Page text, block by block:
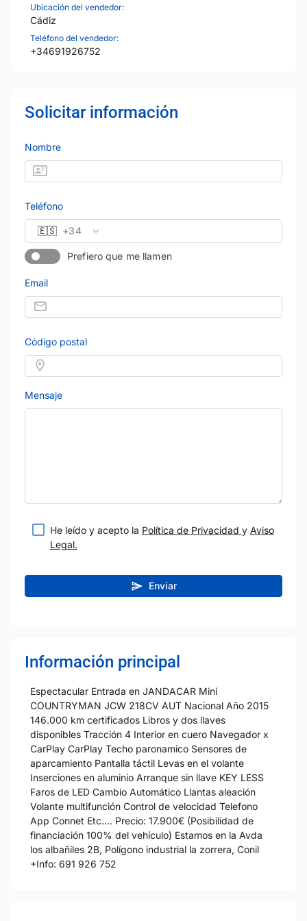
Ubicación del vendedor:
Cádiz
Teléfono del vendedor:
+34691926752
Solicitar información
Nombre
Teléfono
🇪🇸 +34
Prefiero que me llamen
Email
Código postal
Mensaje
He leído y acepto la Política de Privacidad y Aviso
Legal.
Enviar
Información principal
Espectacular Entrada en JANDACAR Mini
COUNTRYMAN JCW 218CV AUT Nacional Año 2015
146.000 km certificados Libros y dos llaves
disponibles Tracción 4 Interior en cuero Navegador x
CarPlay CarPlay Techo paronamico Sensores de
aparcamiento Pantalla táctil Levas en el volante
Inserciones en aluminio Arranque sin llave KEY LESS
Faros de LED Cambio Automático Llantas aleación
Volante multifunción Control de velocidad Telefono
App Connet Etc.... Precio: 17.900€ (Posibilidad de
financiación 100% del vehículo) Estamos en la Avda
los albañiles 2B, Polígono industrial la zorrera, Conil
+Info: 691 926 752